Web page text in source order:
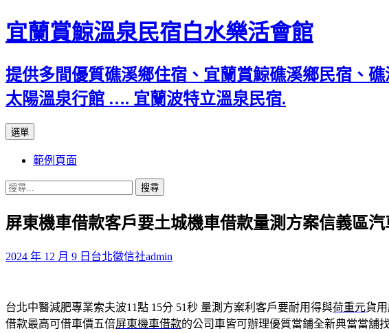
宜蘭賞鯨溫泉民宿白水樂活會館
提供多間優質礁溪鄉住宿、宜蘭賞鯨礁溪鄉民宿、
太陽溫泉行館 …. 宜蘭波特立溫泉民宿.
選單
主
要
內
容
範例頁面
搜
關
字:
屏東機車借款客戶要土城機車借款量測方案信義區
2024 年 12 月 9 日 台北徵信社admin
台北中醫減肥專業索夫波11點 15分 51秒 量測方案利客戶要耐用得與荷重元貨
借款最高可借車價五倍屏東機車借款的公司車皆可辦理優質當鋪全新典當當舖